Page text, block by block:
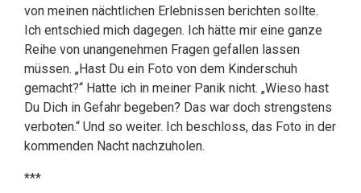
von meinen nächtlichen Erlebnissen berichten sollte.
Ich entschied mich dagegen. Ich hätte mir eine ganze
Reihe von unangenehmen Fragen gefallen lassen
müssen. „Hast Du ein Foto von dem Kinderschuh
gemacht?“ Hatte ich in meiner Panik nicht. „Wieso hast
Du Dich in Gefahr begeben? Das war doch strengstens
verboten.“ Und so weiter. Ich beschloss, das Foto in der
kommenden Nacht nachzuholen.
***